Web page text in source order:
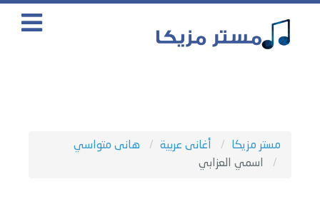
مستر مزيكا أغانى عربية
هانى متواسي
اسمي العزابي